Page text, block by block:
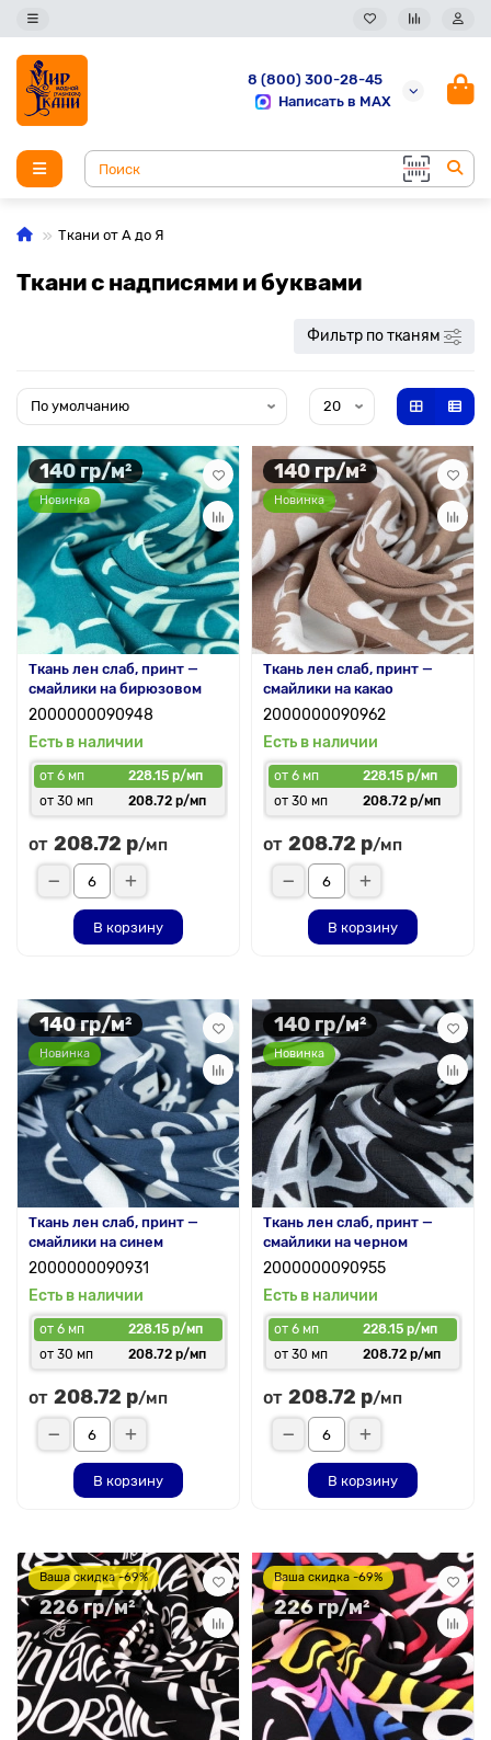
8 (800) 300-28-45
Написать в MAX
Ткани от А до Я
Ткани с надписями и буквами
Фильтр по тканям
140 гр/м²
Новинка
Ткань лен слаб, принт —
смайлики на бирюзовом
2000000090948
Есть в наличии
от 6 мп
228.15 р/мп
от 30 мп
208.72 р/мп
от 208.72 р/мп
В корзину
140 гр/м²
Новинка
Ткань лен слаб, принт —
смайлики на какао
2000000090962
Есть в наличии
от 6 мп
228.15 р/мп
от 30 мп
208.72 р/мп
от 208.72 р/мп
В корзину
140 гр/м²
Новинка
Ткань лен слаб, принт —
смайлики на синем
2000000090931
Есть в наличии
от 6 мп
228.15 р/мп
от 30 мп
208.72 р/мп
от 208.72 р/мп
В корзину
140 гр/м²
Новинка
Ткань лен слаб, принт —
смайлики на черном
2000000090955
Есть в наличии
от 6 мп
228.15 р/мп
от 30 мп
208.72 р/мп
от 208.72 р/мп
В корзину
Ваша скидка -69%
226 гр/м²
Ваша скидка -69%
226 гр/м²